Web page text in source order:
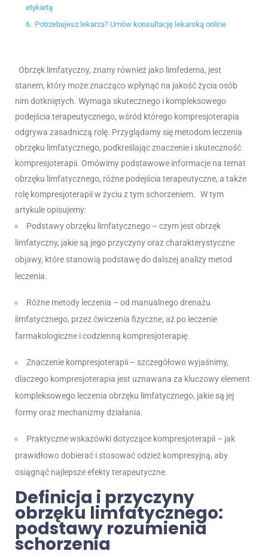
etykietą
6. Potrzebujesz lekarza? Umów konsultację lekarską online
Obrzęk limfatyczny, znany również jako limfedema, jest
stanem, który może znacząco wpłynąć na jakość życia osób
nim dotkniętych. Wymaga skutecznego i kompleksowego
podejścia terapeutycznego, wśród którego kompresjoterapia
odgrywa zasadniczą rolę. Przyglądamy się metodom leczenia
obrzęku limfatycznego, podkreślając znaczenie i skuteczność
kompresjoterapii. Omówimy podstawowe informacje na temat
obrzęku limfatycznego, różne podejścia terapeutyczne, a także
rolę kompresjoterapii w życiu z tym schorzeniem.
W tym
artykule opisujemy:
Podstawy obrzęku limfatycznego – czym jest obrzęk
limfatyczny, jakie są jego przyczyny oraz charakterystyczne
objawy, które stanowią podstawę do dalszej analizy metod
leczenia.
Różne metody leczenia – od manualnego drenażu
limfatycznego, przez ćwiczenia fizyczne, aż po leczenie
farmakologiczne i codzienną kompresjoterapię.
Znaczenie kompresjoterapii – szczegółowo wyjaśnimy,
dlaczego kompresjoterapia jest uznawana za kluczowy element
kompleksowego leczenia obrzęku limfatycznego, jakie są jej
formy oraz mechanizmy działania.
Praktyczne wskazówki dotyczące kompresjoterapii – jak
prawidłowo dobierać i stosować odzież kompresyjną, aby
osiągnąć najlepsze efekty terapeutyczne.
Definicja i przyczyny
obrzęku limfatycznego:
podstawy rozumienia
schorzenia